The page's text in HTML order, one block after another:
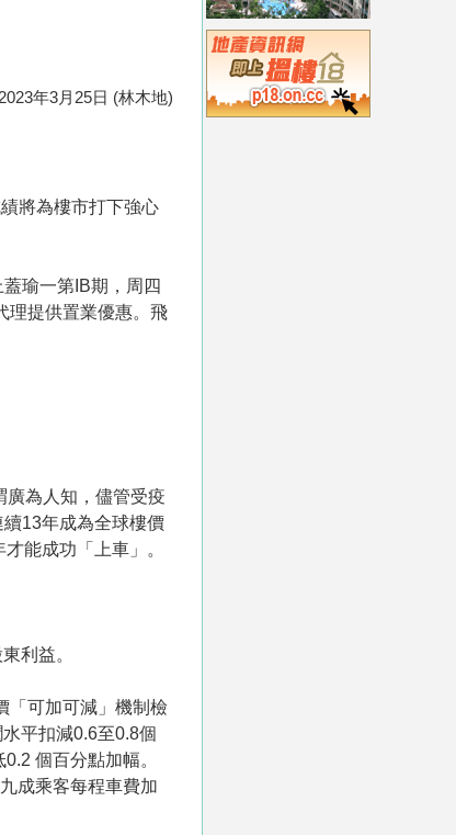
2023年3月25日 (林木地)
將為樓市打下強心
瑜一第IB期，周四
理提供置業優惠。飛
廣為人知，儘管受疫
13年成為全球樓價
能成功「上車」。
利益。
「可加可減」機制檢
平扣減0.6至0.8個
個百分點加幅。
成乘客每程車費加